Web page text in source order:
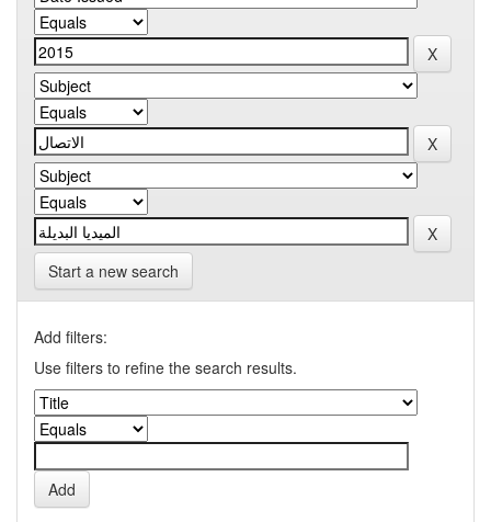
Start a new search
Add filters:
Use filters to refine the search results.